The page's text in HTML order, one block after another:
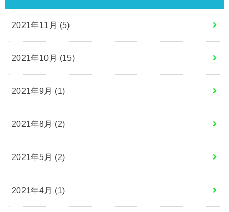
2021年11月 (5)
2021年10月 (15)
2021年9月 (1)
2021年8月 (2)
2021年5月 (2)
2021年4月 (1)